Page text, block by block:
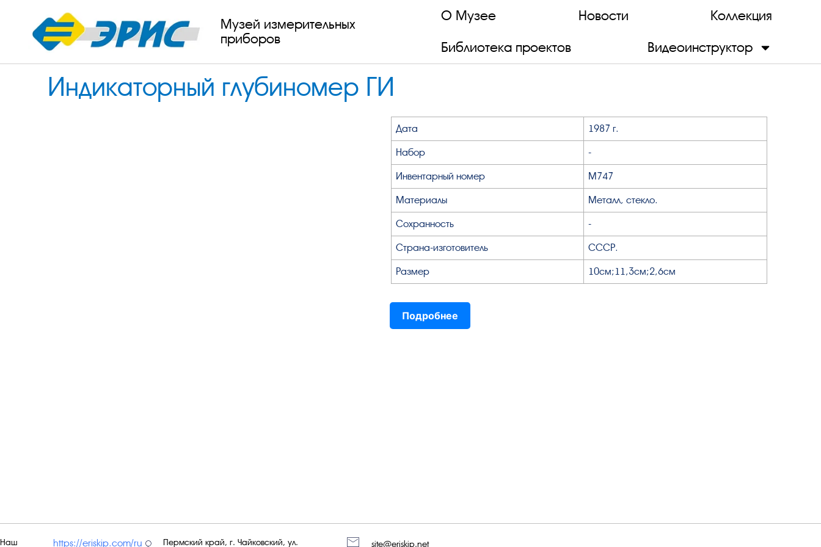
Музей измерительных
приборов
О Музее Новости Коллекция
Библиотека проектов Видеоинструктор
Индикаторный глубиномер ГИ
Дата 1987 г.
Набор -
Инвентарный номер М747
Материалы Металл, стекло.
Сохранность -
Страна-изготовитель СССР.
Размер 10см;11,3см;2,6см
Подробнее
Наш https://eriskip.com/ru Пермский край, г. Чайковский, ул. site@eriskip.net